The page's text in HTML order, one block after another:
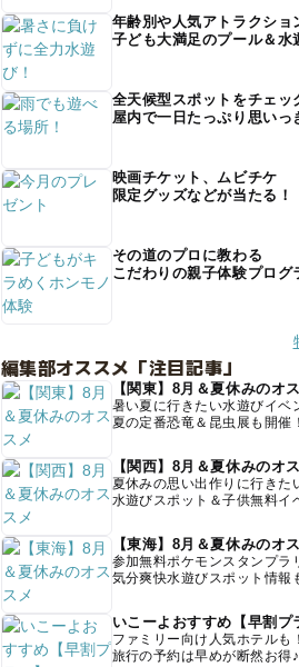
年齢別や人気アトラクショ
子ども大満足のプール＆水
全天候型スポットをチェッ
屋内で一日たっぷり思いっ
映画チケット、ムビチケ
限定グッズなどが当たる！
その道のプロに教わる
こだわりの親子体験プログ
編集部オススメ「注目記事」
【関東】8月＆夏休みのオ
暑い夏に行きたい水遊びイベ
夏の定番恐竜＆昆虫展も開催！
【関西】8月＆夏休みのオ
夏休みの思い出作りに行きた
水遊びスポット＆子供無料イ
【東海】8月＆夏休みのオ
参加無料ポケモンスタンプラ
気分爽快水遊びスポット情報
いこーよおすすめ【早割プ
ファミリー向け人気ホテルも！
旅行の予約は早めが断然お得♪